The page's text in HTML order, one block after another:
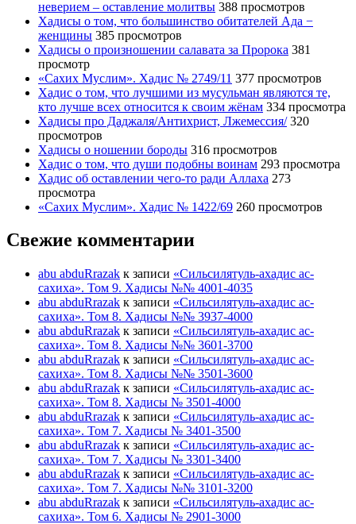
неверием – оставление молитвы 388 просмотров
Хадисы о том, что большинство обитателей Ада −
женщины 385 просмотров
Хадисы о произношении салавата за Пророка 381
просмотр
«Сахих Муслим». Хадис № 2749/11 377 просмотров
Хадис о том, что лучшими из мусульман являются те,
кто лучше всех относится к своим жёнам 334 просмотра
Хадисы про Даджаля/Антихрист, Лжемессия/ 320
просмотров
Хадисы о ношении бороды 316 просмотров
Хадис о том, что души подобны воинам 293 просмотра
Хадис об оставлении чего-то ради Аллаха 273
просмотра
«Сахих Муслим». Хадис № 1422/69 260 просмотров
Свежие комментарии
abu abduRrazak к записи «Сильсилятуль-ахадис ас-
сахиха». Том 9. Хадисы №№ 4001-4035
abu abduRrazak к записи «Сильсилятуль-ахадис ас-
сахиха». Том 8. Хадисы №№ 3937-4000
abu abduRrazak к записи «Сильсилятуль-ахадис ас-
сахиха». Том 8. Хадисы №№ 3601-3700
abu abduRrazak к записи «Сильсилятуль-ахадис ас-
сахиха». Том 8. Хадисы №№ 3501-3600
abu abduRrazak к записи «Сильсилятуль-ахадис ас-
сахиха». Том 8. Хадисы № 3501-4000
abu abduRrazak к записи «Сильсилятуль-ахадис ас-
сахиха». Том 7. Хадисы № 3401-3500
abu abduRrazak к записи «Сильсилятуль-ахадис ас-
сахиха». Том 7. Хадисы № 3301-3400
abu abduRrazak к записи «Сильсилятуль-ахадис ас-
сахиха». Том 7. Хадисы №№ 3101-3200
abu abduRrazak к записи «Сильсилятуль-ахадис ас-
сахиха». Том 6. Хадисы № 2901-3000